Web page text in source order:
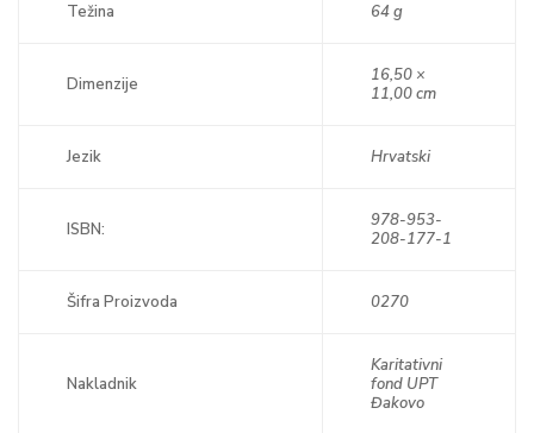
Težina 64 g
Dimenzije
16,50 ×
11,00 cm
Jezik Hrvatski
ISBN:
978-953-
208-177-1
Šifra Proizvoda 0270
Nakladnik
Karitativni
fond UPT
Đakovo